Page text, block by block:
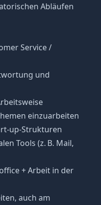
Abläufen
Service /
und
einzuarbeiten
up-Strukturen
Tools (z. B. Mail,
+ Arbeit in der
auch am